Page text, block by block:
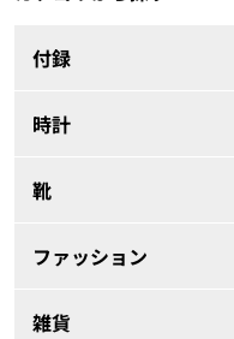
付録
時計
靴
ファッション
雑貨